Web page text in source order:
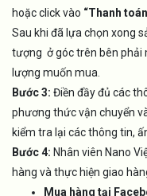
hoặc click vào “Thanh
Sau khi đã lựa chọn xong
tượng ở góc trên bên phải
lượng muốn mua.
Bước 3: Điền đầy đủ các
phương thức vận chuyển
kiểm tra lại các thông tin,
Bước 4: Nhân viên Nano
hàng và thực hiện giao
Mua hàng tại